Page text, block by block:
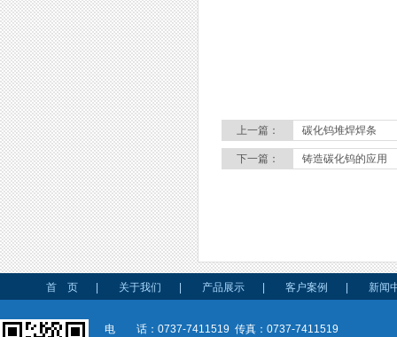
上一篇： 碳化钨堆焊焊条
下一篇： 铸造碳化钨的应用
首 页 关于我们 产品展示 客户案例 新闻
电 话：0737-7411519 传真：0737-7411519